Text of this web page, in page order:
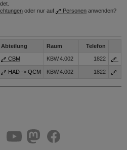
oder nur auf Personen anwenden?
Abteilung Raum Telefon
CBM KBW.4.002 1822
HAD -> QCM KBW.4.002 1822